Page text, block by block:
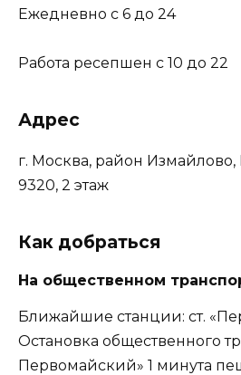
Ежедневно с 6 до 24
Работа ресепшен с 10 до 22
Адрес
г. Москва, район
9320, 2 этаж
Как добраться
На общественном
Ближайшие станции: ст.
Остановка общественного
Первомайский» 1 минута